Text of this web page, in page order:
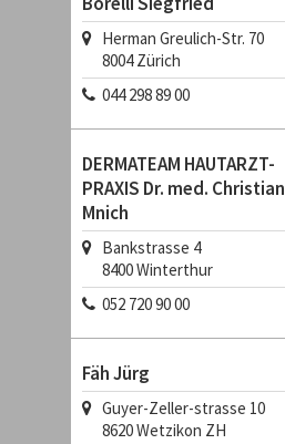
Herman Greulich-Str. 70
8004 Zürich
044 298 89 00
DERMATEAM HAUTARZT-
PRAXIS Dr. med. Christian
Mnich
Bankstrasse 4
8400Winterthur
052 720 90 00
Fäh Jürg
Guyer-Zeller-strasse 10
8620Wetzikon ZH